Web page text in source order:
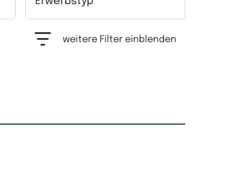
weitere Filter einblenden